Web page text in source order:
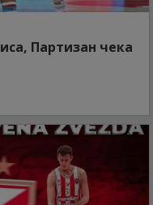
Партизан чека